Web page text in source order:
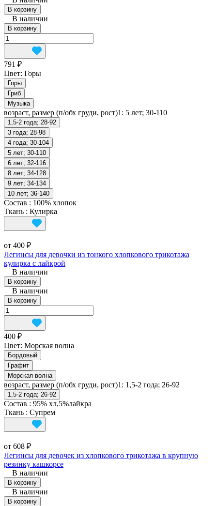
В корзину
В наличии
В корзину
791 ₽
Цвет: Горы
Горы
Гриб
Музыка
возраст, размер (п/обх груди, рост)1: 5 лет; 30-110
1,5-2 года; 28-92
3 года; 28-98
4 года; 30-104
5 лет; 30-110
6 лет; 32-116
8 лет; 34-128
9 лет; 34-134
10 лет; 36-140
Состав : 100% хлопок
Ткань : Кулирка
от 400 ₽
Легинсы для девочки из тонкого хлопкового трикотажа
кулирка с лайкрой
В наличии
В корзину
В наличии
В корзину
400 ₽
Цвет: Морская волна
Бордовый
Графит
Морская волна
возраст, размер (п/обх груди, рост)1: 1,5-2 года; 26-92
1,5-2 года; 26-92
Состав : 95% хл,5%лайкра
Ткань : Супрем
от 608 ₽
Легинсы для девочек из хлопкового трикотажа в крупную
резинку кашкорсе
В наличии
В корзину
В наличии
В корзину